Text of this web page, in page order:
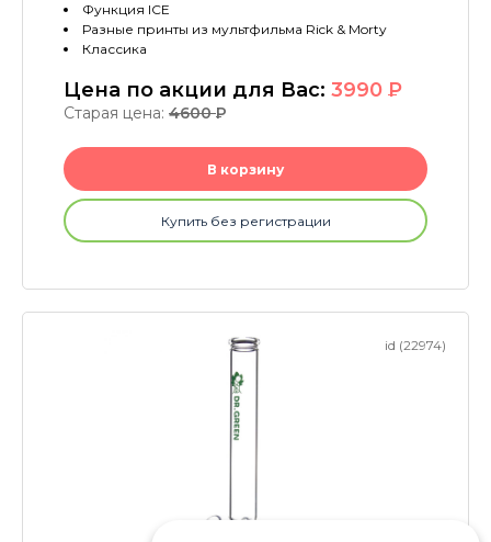
Функция ICE
Разные принты из мультфильма Rick & Morty
Классика
Цена по акции для Вас: 3990 P
Старая цена: 4600P
В корзину
Купить без регистрации
id (22974)